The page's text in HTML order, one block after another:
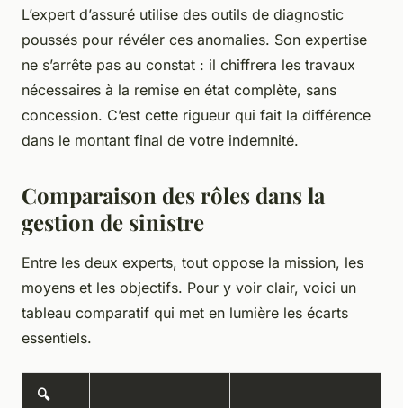
L’expert d’assuré utilise des outils de diagnostic
poussés pour révéler ces anomalies. Son expertise
ne s’arrête pas au constat : il chiffrera les travaux
nécessaires à la remise en état complète, sans
concession. C’est cette rigueur qui fait la différence
dans le montant final de votre indemnité.
Comparaison des rôles dans la
gestion de sinistre
Entre les deux experts, tout oppose la mission, les
moyens et les objectifs. Pour y voir clair, voici un
tableau comparatif qui met en lumière les écarts
essentiels.
🔍